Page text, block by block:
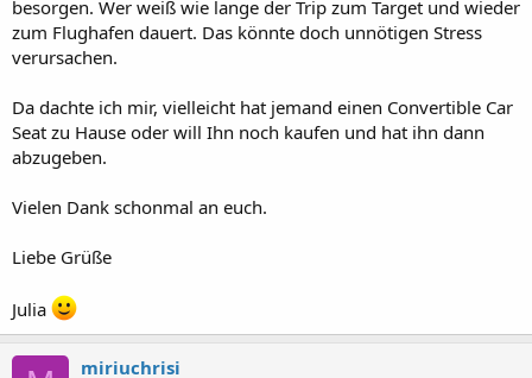
besorgen. Wer weiß wie lange der Trip zum Target und wieder
zum Flughafen dauert. Das könnte doch unnötigen Stress
verursachen.
Da dachte ich mir, vielleicht hat jemand einen Convertible Car
Seat zu Hause oder will Ihn noch kaufen und hat ihn dann
abzugeben.
Vielen Dank schonmal an euch.
Liebe Grüße
Julia
miriuchrisi